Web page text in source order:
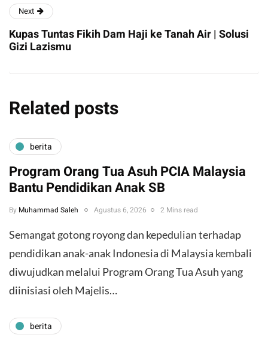
Next
Kupas Tuntas Fikih Dam Haji ke Tanah Air | Solusi
Gizi Lazismu
Related posts
berita
Program Orang Tua Asuh PCIA Malaysia
Bantu Pendidikan Anak SB
By Muhammad Saleh Agustus 6, 2026 2 Mins read
​Semangat gotong royong dan kepedulian terhadap
pendidikan anak-anak Indonesia di Malaysia kembali
diwujudkan melalui Program Orang Tua Asuh yang
diinisiasi oleh Majelis…
berita